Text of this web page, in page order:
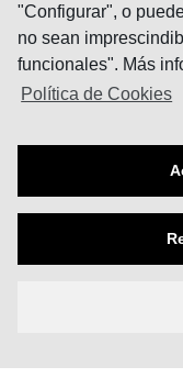
"Configurar", o
no sean
funcionales". Más
Política de Cookies
crues o
Verge…
18 Ene 2016